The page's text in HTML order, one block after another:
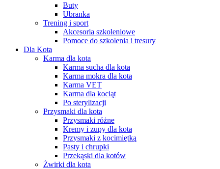
Buty
Ubranka
Trening i sport
Akcesoria szkoleniowe
Pomoce do szkolenia i tresury
Dla Kota
Karma dla kota
Karma sucha dla kota
Karma mokra dla kota
Karma VET
Karma dla kociąt
Po sterylizacji
Przysmaki dla kota
Przysmaki różne
Kremy i zupy dla kota
Przysmaki z kocimiętką
Pasty i chrupki
Przekąski dla kotów
Żwirki dla kota